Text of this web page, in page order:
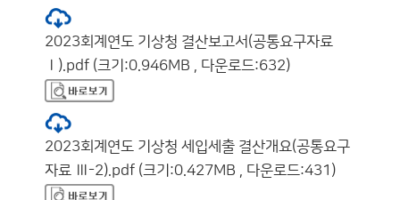
2023회계연도 기상청 결산보고서(공통요구자료
Ⅰ).pdf (크기:0.946MB , 다운로드:632)
2023회계연도 기상청 세입세출 결산개요(공통요구
자료 Ⅲ-2).pdf (크기:0.427MB , 다운로드:431)